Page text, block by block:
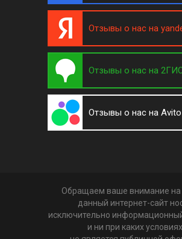
Отзывы о нас на
Отзывы о нас на
Отзывы о нас на Avito
Обращаем ваше внимание на
данный интернет-сайт
исключительно
и ни при каких условиях